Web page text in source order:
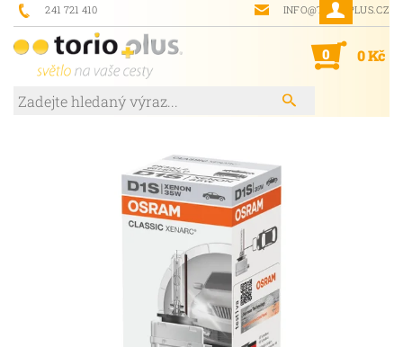
241 721 410 INFO@TORIOPLUS.CZ
0 0 Kč